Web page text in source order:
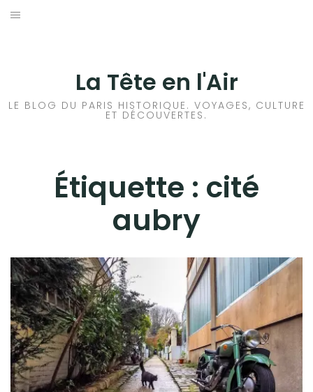
Aller
La Tête en l'Air
LE BLOG DU PARIS HISTORIQUE. VOYAGES, CULTURE
ET DÉCOUVERTES.
Étiquette : cité
aubry
HISTOIRES EN ILE DE FRANCE
VOYAGES À L’ÉTRANGER